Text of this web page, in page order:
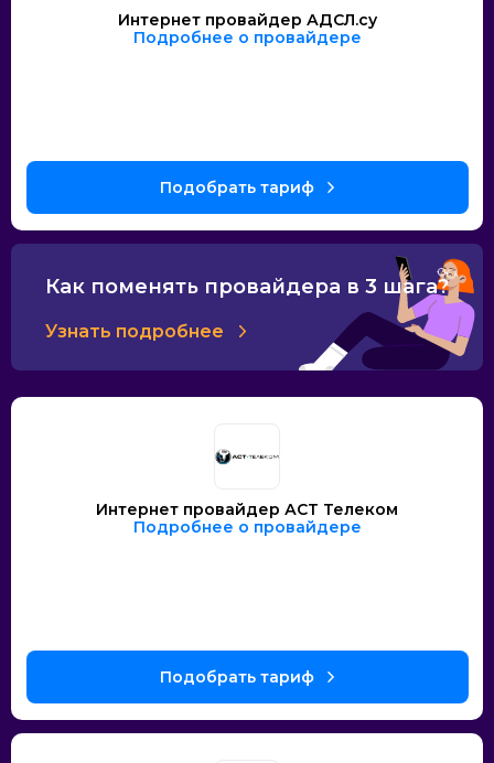
Интернет провайдер АДСЛ.су
Подробнее о провайдере
Как поменять провайдера в 3 шага?
Узнать подробнее
Интернет провайдер АСТ Телеком
Подробнее о провайдере